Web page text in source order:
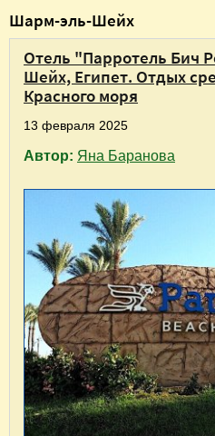
В
ы
Шарм-эль-Шейх
Отель "Парротель Бич
Шейх, Египет. Отдых
Красного моря
13 февраля 2025
Автор: Яна Баранова